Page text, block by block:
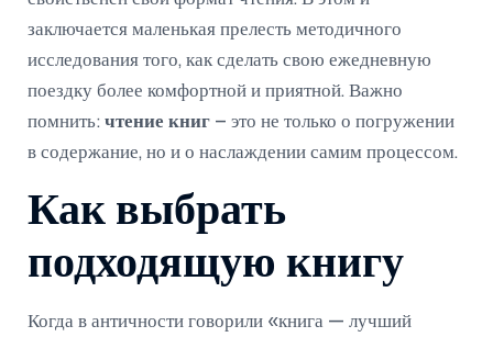
заключается маленькая прелесть методичного
исследования того, как сделать свою ежедневную
поездку более комфортной и приятной. Важно
помнить: чтение книг – это не только о погружении
в содержание, но и о наслаждении самим процессом.
Как выбрать
подходящую книгу
Когда в античности говорили «книга — лучший